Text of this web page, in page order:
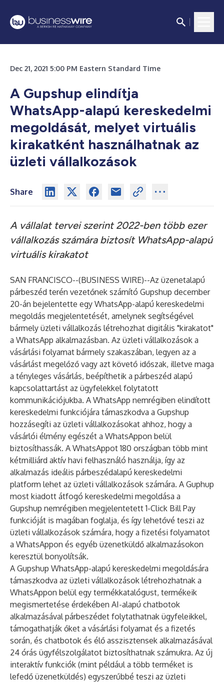
Dec 21, 2021 5:00 PM Eastern Standard Time
A Gupshup elindítja
WhatsApp-alapú kereskedelmi
megoldását, melyet virtuális
kirakatként használhatnak az
üzleti vállalkozások
Share
A vállalat tervei szerint 2022-ben több ezer
vállalkozás számára biztosít WhatsApp-alapú
virtuális kirakatot
SAN FRANCISCO--(BUSINESS WIRE)--Az üzenetalapú
párbeszéd terén vezetőnek számító Gupshup december
20-án bejelentette egy WhatsApp-alapú kereskedelmi
megoldás megjelentetését, amelynek segítségével
bármely üzleti vállalkozás létrehozhat digitális "kirakatot"
a WhatsApp alkalmazásban. Az üzleti vállalkozások a
vásárlási folyamat bármely szakaszában, legyen az a
vásárlást megelőző vagy azt követő időszak, illetve maga
a tényleges vásárlás, beépíthetik a párbeszéd alapú
kapcsolattartást az ügyfelekkel folytatott
kommunikációjukba. A WhatsApp nemrégiben elindított
kereskedelmi funkciójára támaszkodva a Gupshup
hozzásegíti az üzleti vállalkozásokat ahhoz, hogy a
vásárlói élmény egészét a WhatsAppon belül
biztosíthassák. A WhatsAppot 180 országban több mint
kétmilliárd aktív havi felhasználó használja, így az
alkalmazás ideális párbeszédalapú kereskedelmi
platform lehet az üzleti vállalkozások számára. A Guphup
most kiadott átfogó kereskedelmi megoldása a
Gupshup nemrégiben megjelentetett1-Click Bill Pay
funkcióját is magában foglalja, és így lehetővé teszi az
üzleti vállalkozások számára, hogy a fizetési folyamatot
a WhatsAppon és egyéb üzenetküldő alkalmazásokon
keresztül bonyolítsák.
A Gupshup WhatsApp-alapú kereskedelmi megoldására
támaszkodva az üzleti vállalkozások létrehozhatnak a
WhatsAppon belül egy termékkatalógust, termékeik
megismertetése érdekében AI-alapú chatbotok
alkalmazásával párbeszédet folytathatnak ügyfeleikkel,
támogathatják őket a vásárlási folyamat és a fizetés
során, és chatbotok és élő asszisztensek alkalmazásával
24 órás ügyfélszolgálatot biztosíthatnak számukra. Az új
interaktív funkciók (mint például a több terméket is
lefedő üzenetküldés) egyszerűbbé teszi az üzleti